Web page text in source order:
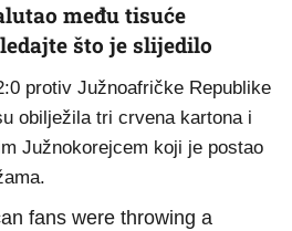
među tisuće
što je slijedilo
protiv Južnoafričke Republike
obilježila tri crvena kartona i
Južnokorejcem koji je postao
fans were throwing a